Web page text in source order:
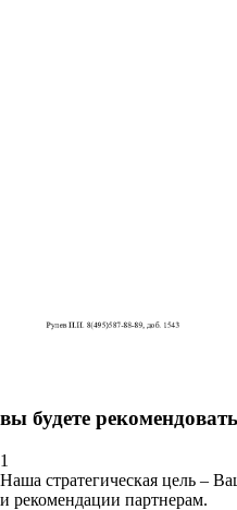
вы будете
1
Наша стратегическая цель –
и рекомендации партнерам.